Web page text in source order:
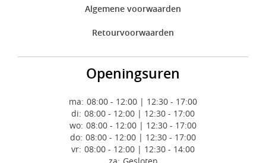
Algemene voorwaarden
Retourvoorwaarden
Openingsuren
ma: 08:00 - 12:00 | 12:30 - 17:00
di: 08:00 - 12:00 | 12:30 - 17:00
wo: 08:00 - 12:00 | 12:30 - 17:00
do: 08:00 - 12:00 | 12:30 - 17:00
vr: 08:00 - 12:00 | 12:30 - 14:00
za: Gesloten